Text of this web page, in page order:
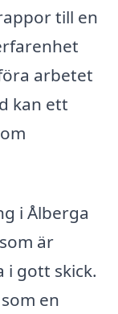
till en
arbetet
kan ett
i Ålberga
är
gott skick.
en